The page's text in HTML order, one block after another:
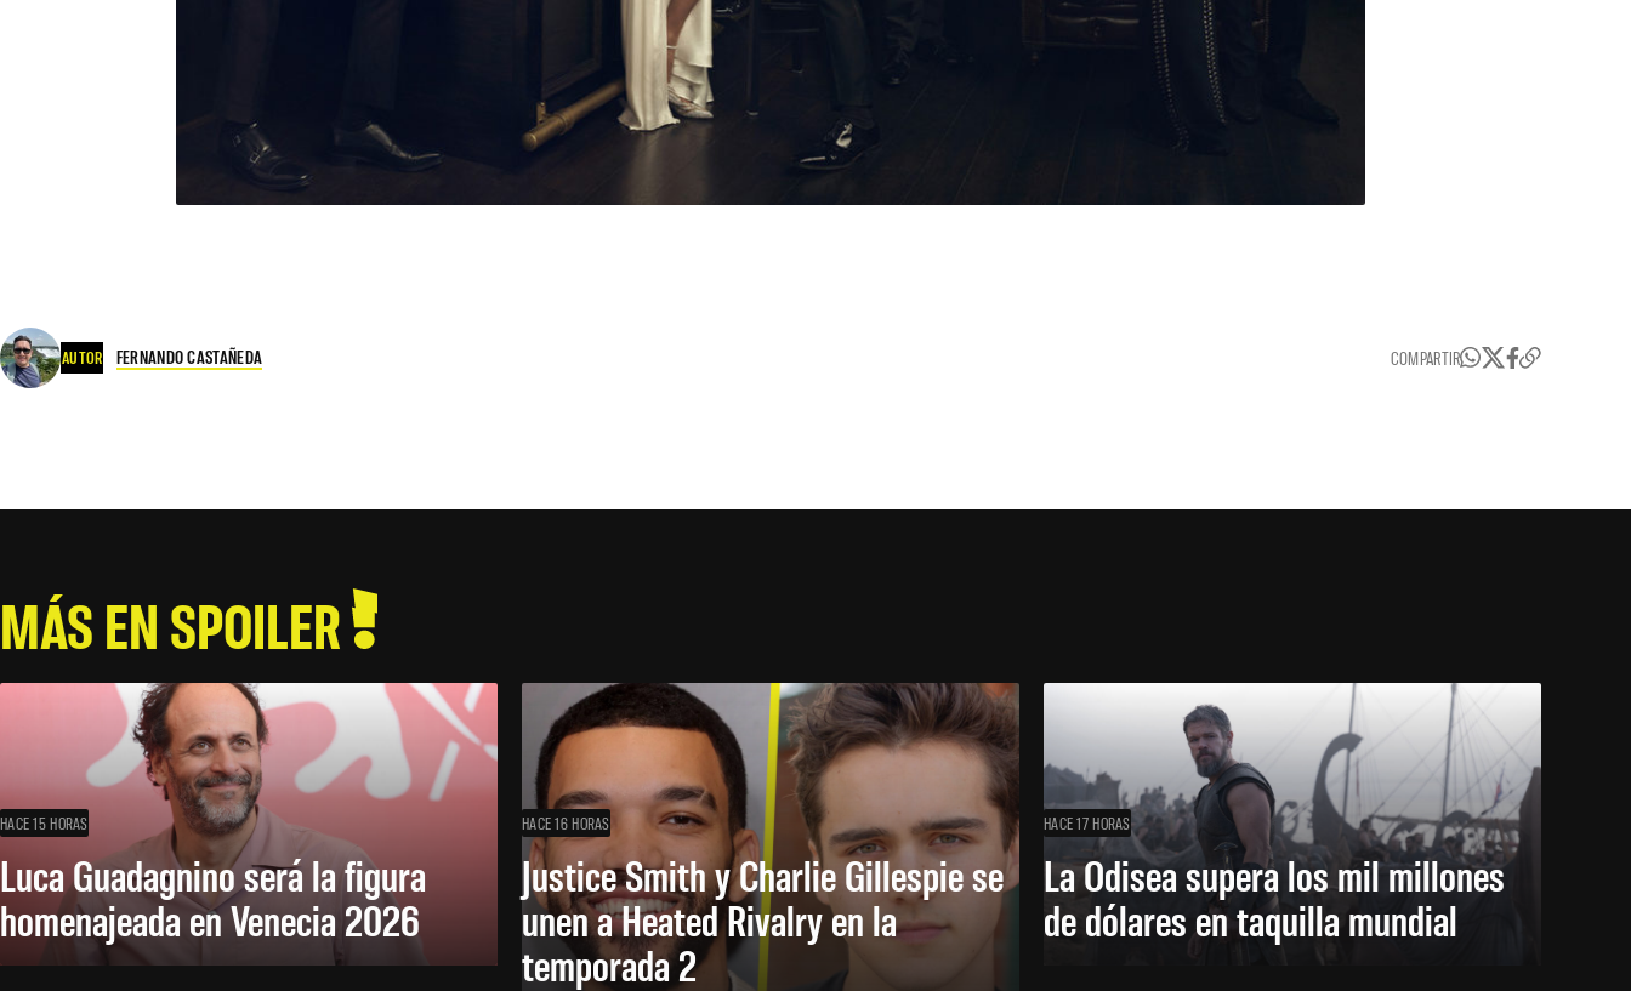
AUTOR FERNANDO CASTAÑEDA COMPARTIR
MÁS EN SPOILER
HACE 15 HORAS
Luca Guadagnino será la figura
homenajeada en Venecia 2026
HACE 16 HORAS
Justice Smith y Charlie Gillespie se
unen a Heated Rivalry en la
temporada 2
HACE 17 HORAS
La Odisea supera los mil millones
de dólares en taquilla mundial